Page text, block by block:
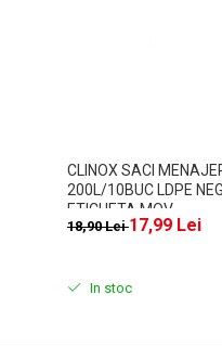
CLINOX SACI
200L/10BUC LDPE
ETICHETA MOV
18,90 Lei17,99 Lei
In stoc